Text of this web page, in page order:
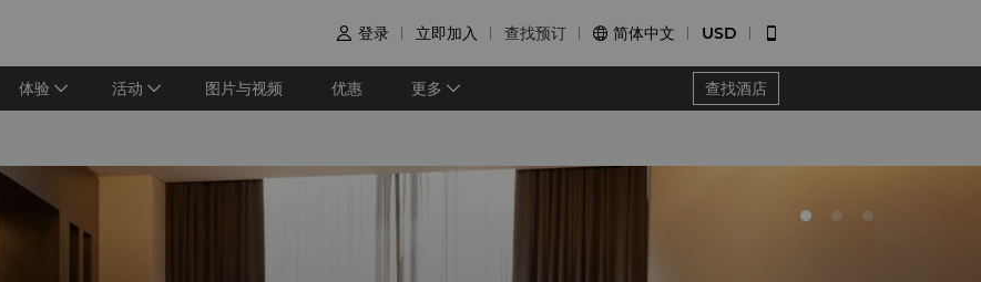
 登录 立即加入 查找预订  简体中文 USD 
体验 活动 图片与视频 优惠 更多 查找酒店